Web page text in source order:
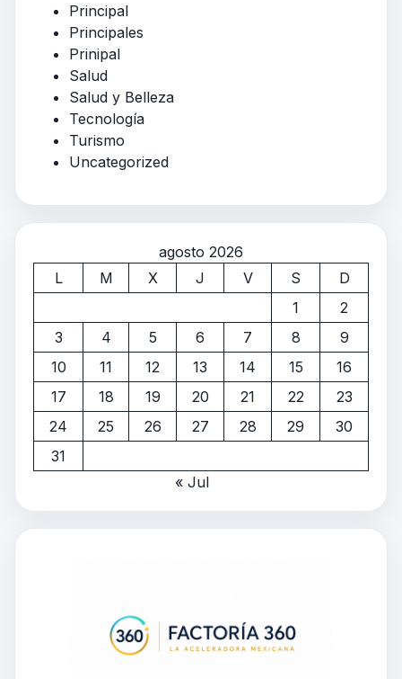
Principal
Principales
Prinipal
Salud
Salud y Belleza
Tecnología
Turismo
Uncategorized
agosto 2026
L
M X J V S
D
1
2
3
4 5 6 7 8
9
10
11 12 13 14 15
16
17
18 19 20 21 22
23
24
25 26 27 28 29
30
31
« Jul